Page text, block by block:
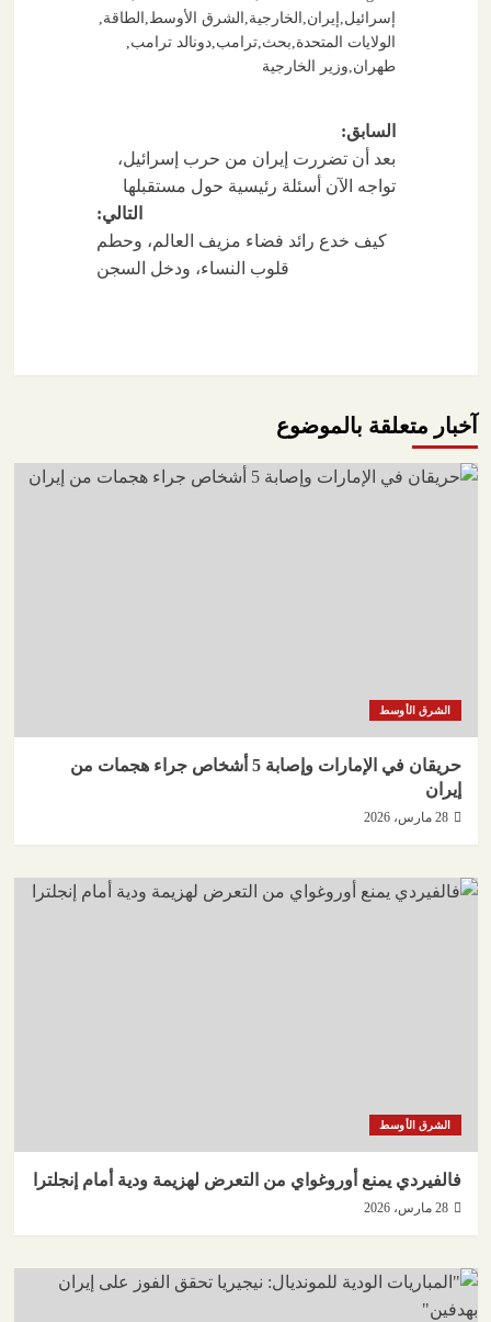
إسرائيل
إيران الخارجية الشرق الأوسط الطاقة
الولايات المتحدة بحث ,ترامب ,دونالد ترامب
طهران وزير الخارجية
تصفّح
المقالات
السابق:
بعد أن تضررت إيران من حرب إسرائيل،
تواجه الآن أسئلة رئيسية حول مستقبلها
التالي:
كيف خدع رائد فضاء مزيف العالم، وحطم
قلوب النساء، ودخل السجن
آخبار متعلقة بالموضوع
الشرق الأوسط
حريقان في الإمارات وإصابة 5 أشخاص جراء هجمات من
إيران
28 مارس، 2026
الشرق الأوسط
فالفيردي يمنع أوروغواي من التعرض لهزيمة ودية أمام إنجلترا
28 مارس، 2026